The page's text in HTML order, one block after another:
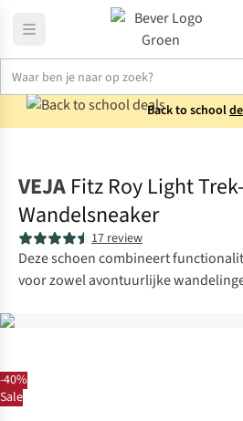
Back to school
-40%
Sale
VEJA Fitz Roy Light
Wandelsneaker
17 review
Deze schoen combineert
voor zowel avontuurlijke